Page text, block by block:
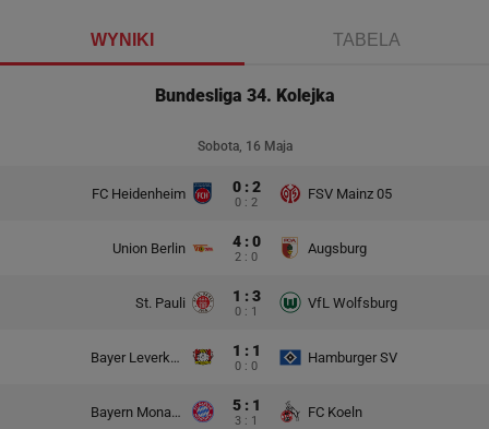
WYNIKI TABELA
Bundesliga 34. Kolejka
Sobota, 16 Maja
FC Heidenheim 0 : 2
0 : 2
FSV Mainz 05
Union Berlin 4 : 0
2 : 0
Augsburg
St. Pauli 1 : 3
0 : 1
VfL Wolfsburg
Bayer Leverkusen 1 : 1
0 : 0
Hamburger SV
Bayern Monachium 5 : 1
3 : 1
FC Koeln